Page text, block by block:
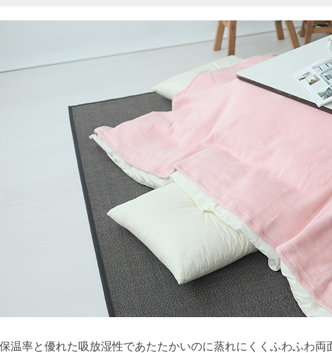
温率と優れた吸放湿性であたたかいのに蒸れにくくふわふわ